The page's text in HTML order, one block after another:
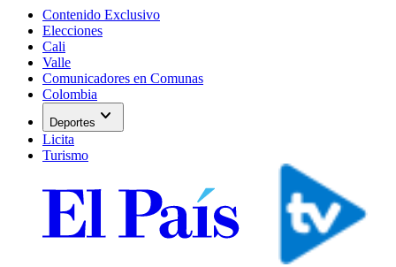
Contenido Exclusivo
Elecciones
Cali
Valle
Comunicadores en Comunas
Colombia
Deportes expand_more
Licita
Turismo